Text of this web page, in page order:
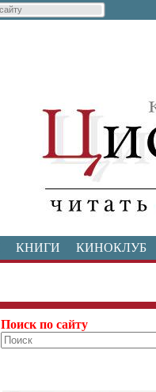
КНИГИ КИНОКЛУБ
Поиск по сайту